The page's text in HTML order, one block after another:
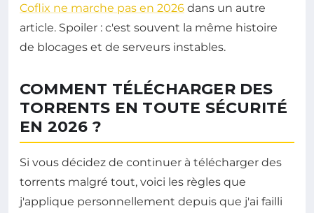
Coflix ne marche pas en 2026 dans un autre
article. Spoiler : c'est souvent la même histoire
de blocages et de serveurs instables.
COMMENT TÉLÉCHARGER DES
TORRENTS EN TOUTE SÉCURITÉ
EN 2026 ?
Si vous décidez de continuer à télécharger des
torrents malgré tout, voici les règles que
j'applique personnellement depuis que j'ai failli